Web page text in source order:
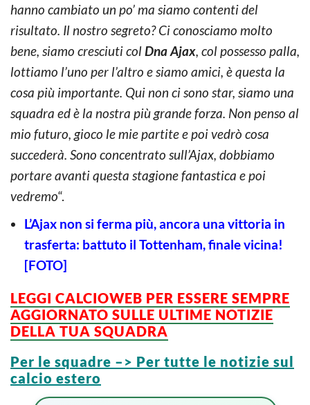
hanno cambiato un po’ ma siamo contenti del
risultato. Il nostro segreto? Ci conosciamo molto
bene, siamo cresciuti colDna Ajax, col possesso palla,
lottiamo l’uno per l’altro e siamo amici, è questa la
cosa più importante. Qui non ci sono star, siamo una
squadra ed è la nostra più grande forza. Non penso al
mio futuro, gioco le mie partite e poi vedrò cosa
succederà. Sono concentrato sull’Ajax, dobbiamo
portare avanti questa stagione fantastica e poi
vedremo“.
L’Ajax non si ferma più, ancora una vittoria in
trasferta: battuto il Tottenham, finale vicina!
[FOTO]
LEGGI CALCIOWEB PER ESSERE SEMPRE
AGGIORNATO SULLE ULTIME NOTIZIE
DELLA TUA SQUADRA
Per le squadre –> Per tutte le notizie sul
calcio estero